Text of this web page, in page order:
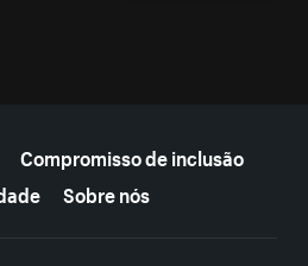
Compromisso de inclusão
Sobre nós